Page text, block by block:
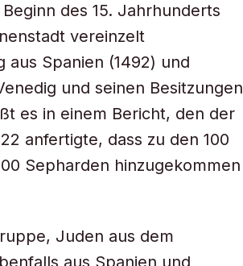
des 15. Jahrhunderts
vereinzelt
Spanien (1492) und
und seinen Besitzungen
es in einem Bericht, den der
anfertigte, dass zu den 100
Sepharden hinzugekommen
Juden aus dem
aus Spanien und